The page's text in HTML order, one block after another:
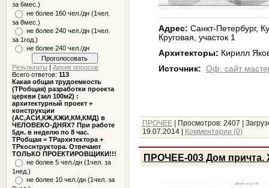
за 6мес.)
не более 160 чел./дн (1чел.
за 8мес.)
не более 240 чел./дн (1чел.
за 1год.)
не более 240 чел./дн
Результаты |Архив опросов
Всего ответов:113
Какая общая трудоемкость
(ТРобщая) разработки проекта
церкви (зал 100м2) :
архитектурный проект +
конструкции
(АС,АСИ,КЖ,КЖИ,КМ,КМД) в
ЧЕЛОВЕКО-ДНЯХ? При работе
5дн. в неделю по 8 час.
ТРобщая = ТРархитектора +
ТРкоснтруктора. Отвечают
ТОЛЬКО ПРОЕКТИРОВЩИКИ!!!
не более 5 чел./дн (1чел. за
1нед.)
не более 10 чел./дн (1чел. за
Адрес: Санкт-Петербург,
Круговая, участок 1
Архитекторы: Кирилл
Источник: Оф. сайт
ПРОЧЕЕ| Просмотров: 2407 |
19.07.2014 | Комментарии (0)
ПРОЧЕЕ-003 Дом причта.